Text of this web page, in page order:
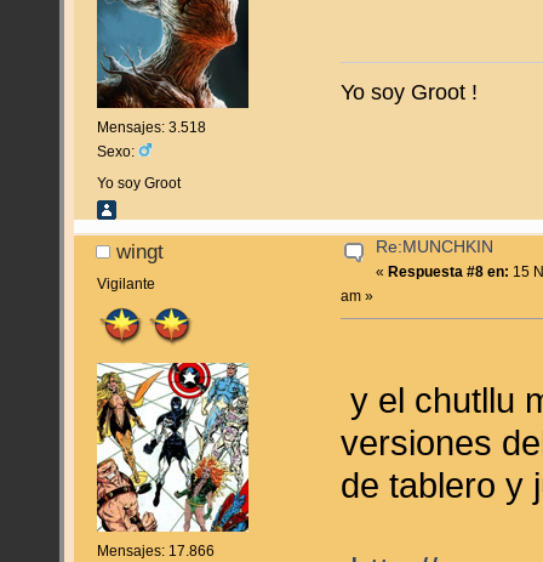
Mensajes: 3.518
Sexo:
Yo soy Groot
Yo soy Groot !
wingt
Vigilante
Mensajes: 17.866
Re:MUNCHKIN
« Respuesta #8 en: 15
am »
y el chutllu
versiones
de tablero y